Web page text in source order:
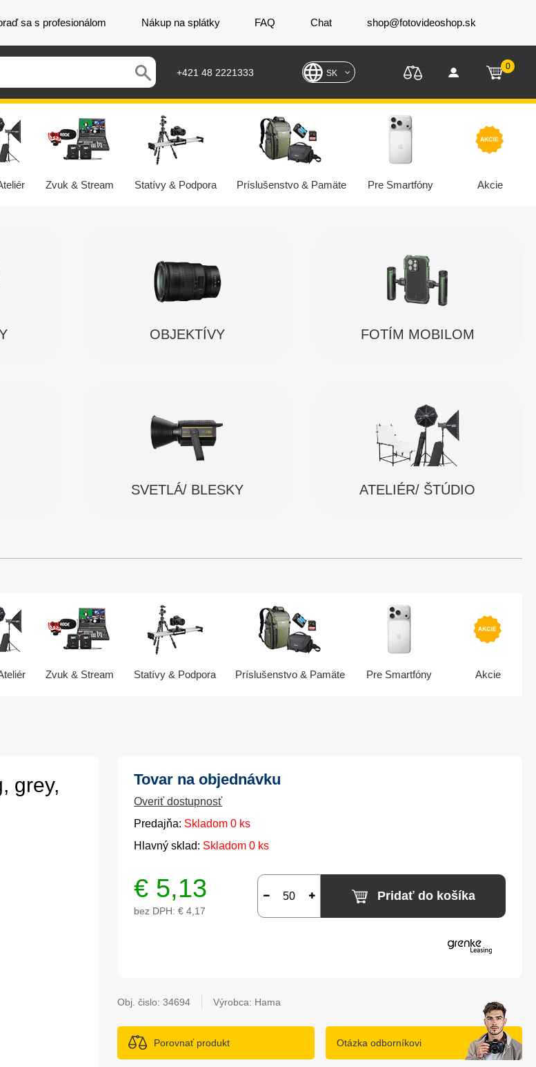
sa s profesionálom Nákup na splátky FAQ Chat shop@fotovideoshop.sk
+421 48 2221333 SK
0
Zvuk & Stream Statívy & Podpora Príslušenstvo & Pamäte Pre Smartfóny Akcie
OBJEKTÍVY FOTÍM MOBILOM
SVETLÁ/ BLESKY ATELIÉR/ ŠTÚDIO
Zvuk & Stream Statívy & Podpora Príslušenstvo & Pamäte Pre Smartfóny Akcie
grey,
Tovar na objednávku
Overiť dostupnosť
Predajňa: Skladom 0 ks
Hlavný sklad: Skladom 0 ks
€ 5,13
bez DPH: € 4,17
Pridať do košíka
Obj. čislo:34694 Výrobca: Hama
Porovnať produkt Otázka odborníkovi